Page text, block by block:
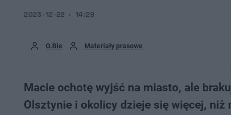
O.Bie Materiały prasowe
2023-12-22 14:29
Macie ochotę wyjść na miasto, ale
Olsztynie i okolicy dzieje się więcej,